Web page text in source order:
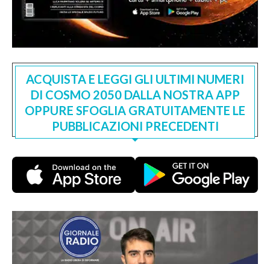
ACQUISTA E LEGGI GLI ULTIMI NUMERI
DI COSMO 2050 DALLA NOSTRA APP
OPPURE SFOGLIA GRATUITAMENTE LE
PUBBLICAZIONI PRECEDENTI